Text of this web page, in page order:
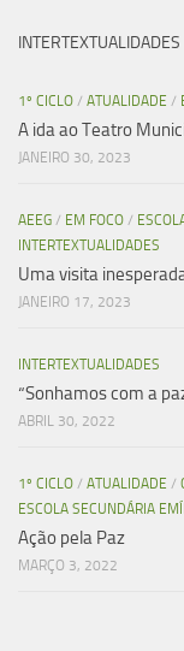
INTERTEXTUALIDADES
1º CICLO / ATUALIDADE /
A ida ao Teatro
JANEIRO 30, 2023
AEEG / EM FOCO /
INTERTEXTUALIDADES
Uma visita
JANEIRO 17, 2023
INTERTEXTUALIDADES
“Sonhamos com a
ABRIL 30, 2022
1º CICLO / ATUALIDADE /
ESCOLA SECUNDÁRIA
Ação pela Paz
MARÇO 3, 2022